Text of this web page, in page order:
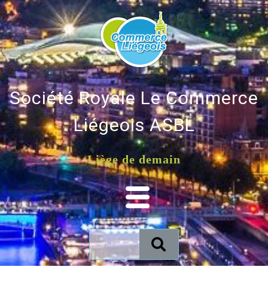
Société Royale Le Commerce
Liégeois ASBL
Liège de demain